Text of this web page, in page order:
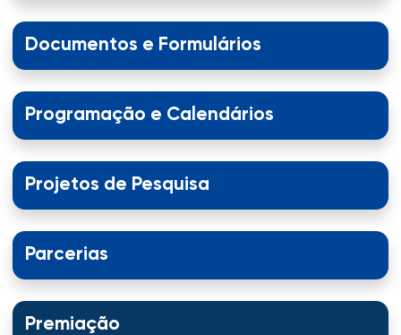
Documentos e Formulários
Programação e Calendários
Projetos de Pesquisa
Parcerias
Premiação